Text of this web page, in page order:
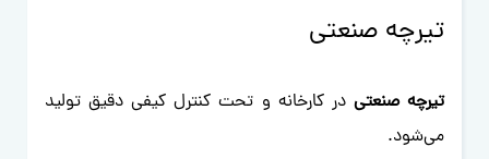
تیرچه صنعتی
تیرچه صنعتی در کارخانه و تحت کنترل کیفی دقیق تولید
می‌شود.